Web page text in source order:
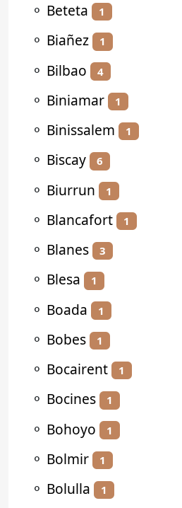
⚬ Beteta 1
⚬ Biañez 1
⚬ Bilbao 4
⚬ Biniamar 1
⚬ Binissalem 1
⚬ Biscay 6
⚬ Biurrun 1
⚬ Blancafort 1
⚬ Blanes 3
⚬ Blesa 1
⚬ Boada 1
⚬ Bobes 1
⚬ Bocairent 1
⚬ Bocines 1
⚬ Bohoyo 1
⚬ Bolmir 1
⚬ Bolulla 1